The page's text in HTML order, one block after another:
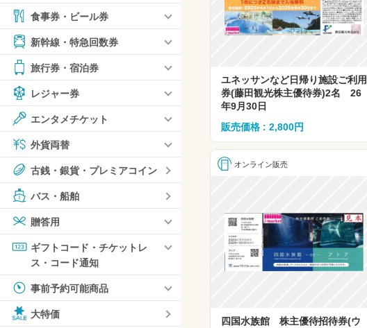
食事券・ビール券
新幹線・特急回数券
旅行券・宿泊券
レジャー券
エンタメチケット
外貨両替
古銭・銀貨・プレミアコイン
バス・船舶
贈答用
ギフトコード・チケットレ
ス・コード通知
事前予約可能商品
大特価
ユネッサンなど日帰り施設ご利用
券(藤田観光株主優待券)2名 26
年9月30日
販売価格 : 2,800円
オンライン販売
四国水族館 株主優待招待券(ウ